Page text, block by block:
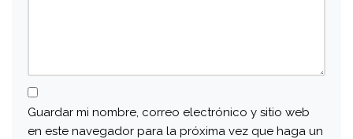
Guardar mi nombre, correo electrónico y sitio web
en este navegador para la próxima vez que haga un